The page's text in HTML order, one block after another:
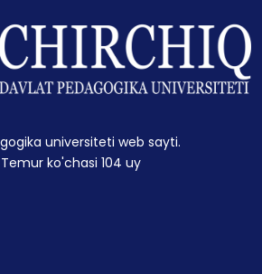
universiteti web sayti.
ko'chasi 104 uy